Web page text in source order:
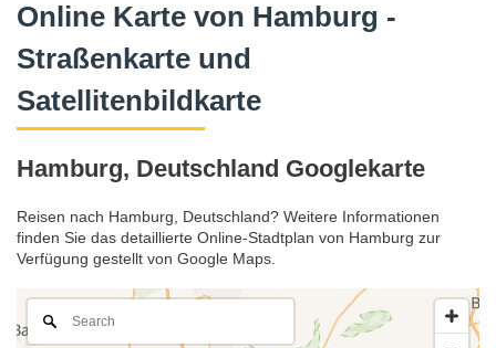
Online Karte von Hamburg -
Straßenkarte und
Satellitenbildkarte
Hamburg, Deutschland Googlekarte
Reisen nach Hamburg, Deutschland? Weitere Informationen
finden Sie das detaillierte Online-Stadtplan von Hamburg zur
Verfügung gestellt von Google Maps.